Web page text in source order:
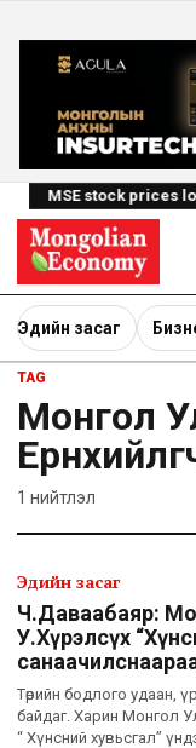
MSE stock prices
Эдийн засаг
TAG
Монгол
1 нийтлэл
Эдийн засаг
Ч.Даваабаяр:
У.Хүрэлсүх
Төрийн бодлого удаан,
байдаг. Харин Монгол
“ Хүнсний хувьсгал”